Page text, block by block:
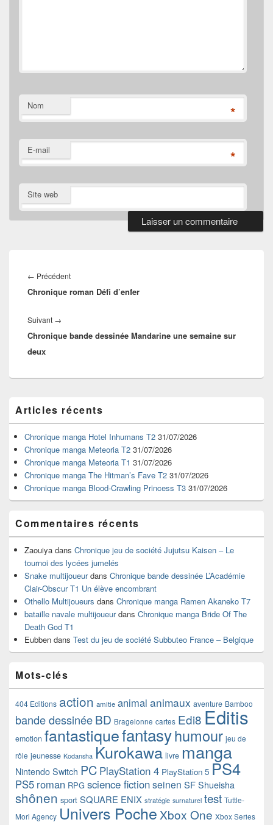
Nom *
E-mail *
Site web
de
l’article
← PrécédentArticle
précédent :
Chronique roman Défi d’enfer
Suivant →
suivant :
Chronique bande dessinée Mandarine une semaine sur
deux
principale
de
widget
pour
barre
latérale
Articles récents
Chronique manga Hotel Inhumans T2 31/07/2026
Chronique manga Meteoria T2 31/07/2026
Chronique manga Meteoria T1 31/07/2026
Chronique manga The Hitman’s Fave T2 31/07/2026
Chronique manga Blood-Crawling Princess T3 31/07/2026
Commentaires récents
Zaouiya dans Chronique jeu de société Jujutsu Kaisen – Le
tournoi des lycées jumelés
Snake multijoueurdans Chronique bande dessinée L’Académie
Clair-Obscur T1 Un élève encombrant
Othello Multijoueurs dans Chronique manga Ramen Akaneko T7
bataille navale multijoueurdans Chronique manga Bride Of The
Death God T1
Eubben dans Test du jeu de société Subbuteo France – Belgique
Mots-clés
404 Editions action amitie animal animaux aventure Bamboo
bande dessinéeBD Bragelonne cartes Edi8 Editis
emotion fantastiquefantasyhumour jeu de
rôle jeunesse Kodansha Kurokawa livre manga
Nintendo Switch PC PlayStation 4 PlayStation 5 PS4
PS5 roman RPG science fictionseinen SF Shueisha
shônen sport SQUARE ENIX stratégie surnaturel test Tuttle-
Mori Agency Univers Poche Xbox One Xbox Series